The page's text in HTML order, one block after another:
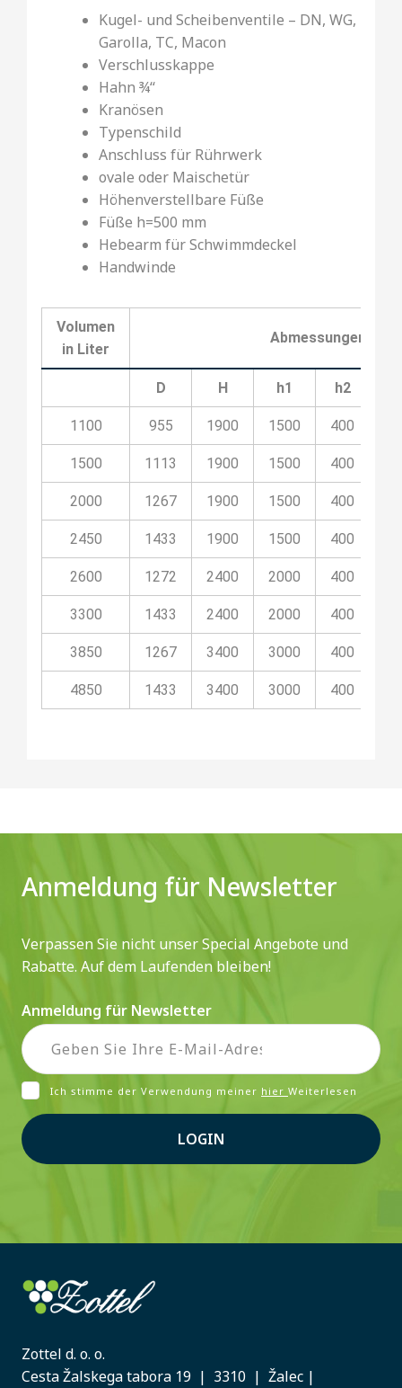
Kugel- und Scheibenventile – DN, WG,
Garolla, TC, Macon
Verschlusskappe
Hahn ¾‘‘
Kranösen
Typenschild
Anschluss für Rührwerk
ovale oder Maischetür
Höhenverstellbare Füße
Füße h=500 mm
Hebearm für Schwimmdeckel
Handwinde
Volumen
in Liter
Abmessungen in
D H h1 h2
1100 955 1900 1500 400
1500 1113 1900 1500 400
2000 1267 1900 1500 400
2450 1433 1900 1500 400
2600 1272 2400 2000 400
3300 1433 2400 2000 400
3850 1267 3400 3000 400
4850 1433 3400 3000 400
Anmeldung für Newsletter
Verpassen Sie nicht unser Special Angebote und
Rabatte. Auf dem Laufenden bleiben!
Anmeldung für Newsletter
Ich stimme der Verwendung meiner hier Weiterlesen
LOGIN
Zottel d. o. o.
Cesta Žalskega tabora 19 | 3310 | Žalec |